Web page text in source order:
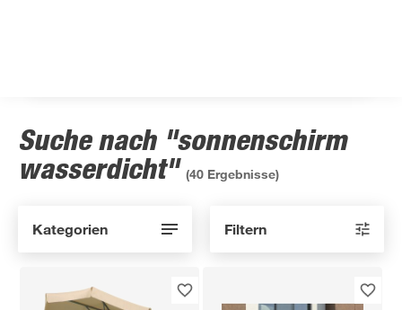
Suche nach "sonnenschirm
wasserdicht" (40 Ergebnisse)
Kategorien Filtern